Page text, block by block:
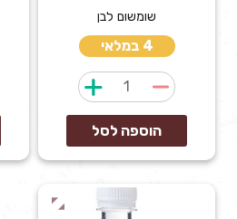
שומשום לבן
4 במלאי
כמות
של
שומשום
לבן
הוספה לסל